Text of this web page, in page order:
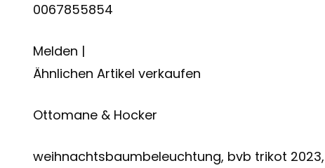
0067855854
Melden |
Ähnlichen Artikel verkaufen
Ottomane & Hocker
weihnachtsbaumbeleuchtung, bvb trikot